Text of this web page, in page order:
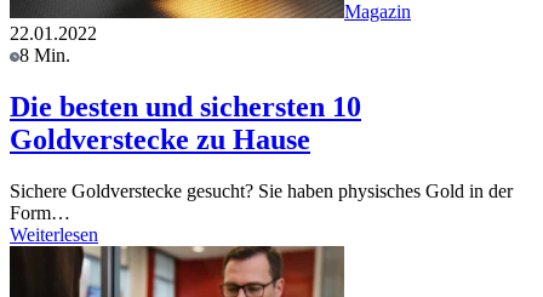
Magazin
22.01.2022
8 Min.
Die besten und sichersten 10
Goldverstecke zu Hause
Sichere Goldverstecke gesucht? Sie haben physisches Gold in der
Form…
Weiterlesen